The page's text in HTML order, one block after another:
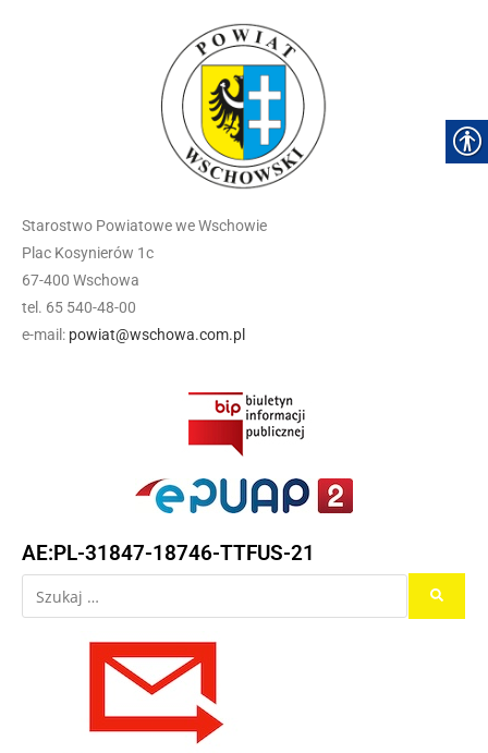
Starostwo Powiatowe we Wschowie
Plac Kosynierów 1c
67-400 Wschowa
tel. 65 540-48-00
e-mail: powiat@wschowa.com.pl
AE:PL-31847-18746-TTFUS-21